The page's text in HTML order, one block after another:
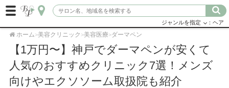
ジャンルを指定 ：ヘア
ホーム>美容クリニック >美容医療>ダーマペン
【1万円〜】神戸でダーマペンが安くて
人気のおすすめクリニック7選！メンズ
向けやエクソソーム取扱院も紹介